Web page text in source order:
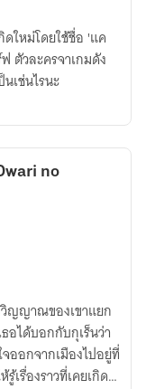
ใหม่โดยใช้ชื่อ 'แค
ตัวละครจาเกมดัง
เช่นไรนะ
no
วิญญาณของเขาแยก
อได้บอกกับกุเร็นว่า
ออกจากเมืองไปอยู่ที่
เรื่องราวที่เคยเกิด